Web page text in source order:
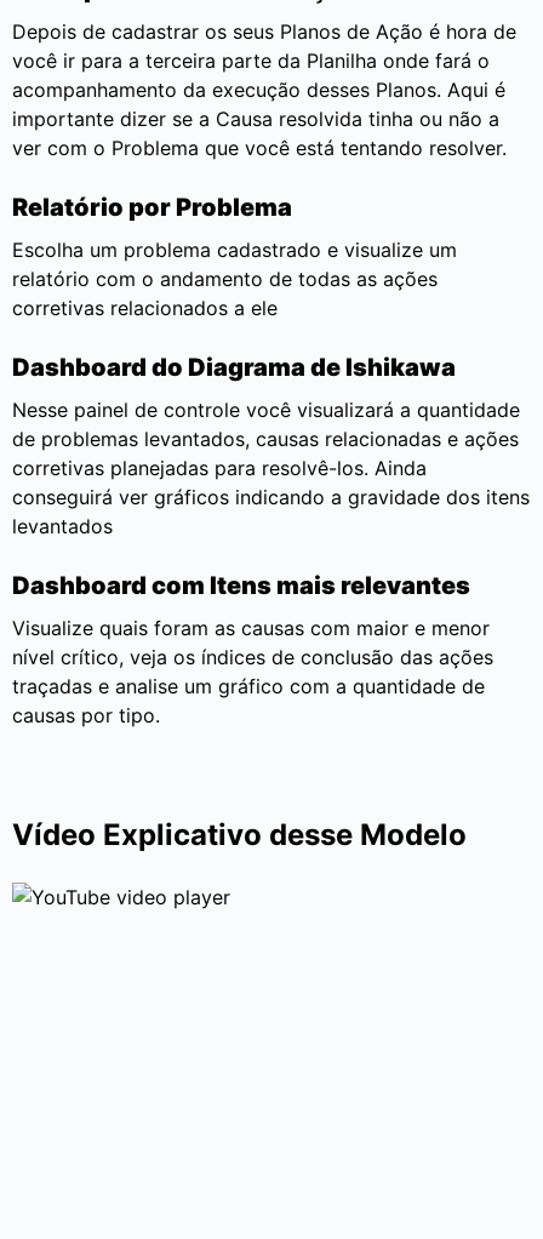
Depois de cadastrar os seus Planos de Ação é hora de
você ir para a terceira parte da Planilha onde fará o
acompanhamento da execução desses Planos. Aqui é
importante dizer se a Causa resolvida tinha ou não a
ver com o Problema que você está tentando resolver.
Relatório por Problema
Escolha um problema cadastrado e visualize um
relatório com o andamento de todas as ações
corretivas relacionados a ele
Dashboard do Diagrama de Ishikawa
Nesse painel de controle você visualizará a quantidade
de problemas levantados, causas relacionadas e ações
corretivas planejadas para resolvê-los. Ainda
conseguirá ver gráficos indicando a gravidade dos itens
levantados
Dashboard com Itens mais relevantes
Visualize quais foram as causas com maior e menor
nível crítico, veja os índices de conclusão das ações
traçadas e analise um gráfico com a quantidade de
causas por tipo.
Vídeo Explicativo desse Modelo